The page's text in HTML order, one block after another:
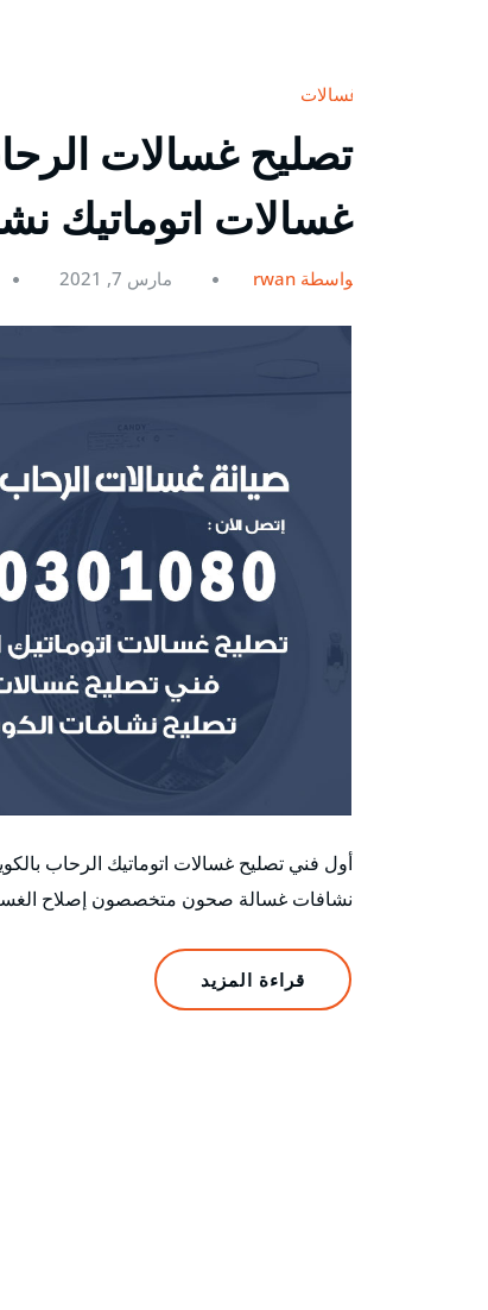
غسالات
غسالات اتوماتيك
بواسطة rwan مارس 7, 2021
أول فني تصليح غسالات اتوماتيك الرحاب
نشافات غسالة صحون متخصصون إصلاح
قراءة المزيد